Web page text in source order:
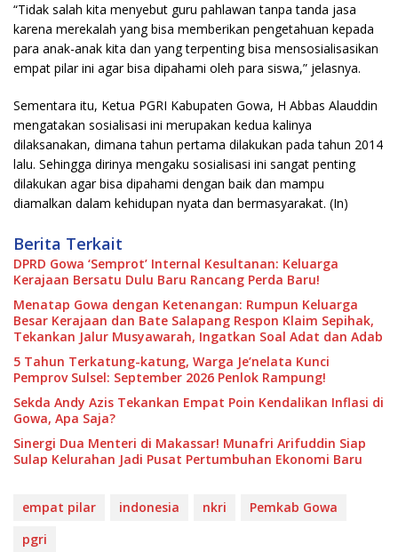
“Tidak salah kita menyebut guru pahlawan tanpa tanda jasa
karena merekalah yang bisa memberikan pengetahuan kepada
para anak-anak kita dan yang terpenting bisa mensosialisasikan
empat pilar ini agar bisa dipahami oleh para siswa,” jelasnya.
Sementara itu, Ketua PGRI Kabupaten Gowa, H Abbas Alauddin
mengatakan sosialisasi ini merupakan kedua kalinya
dilaksanakan, dimana tahun pertama dilakukan pada tahun 2014
lalu. Sehingga dirinya mengaku sosialisasi ini sangat penting
dilakukan agar bisa dipahami dengan baik dan mampu
diamalkan dalam kehidupan nyata dan bermasyarakat. (In)
Berita Terkait
DPRD Gowa ‘Semprot’ Internal Kesultanan: Keluarga
Kerajaan Bersatu Dulu Baru Rancang Perda Baru!
Menatap Gowa dengan Ketenangan: Rumpun Keluarga
Besar Kerajaan dan Bate Salapang Respon Klaim Sepihak,
Tekankan Jalur Musyawarah, Ingatkan Soal Adat dan Adab
5 Tahun Terkatung-katung, Warga Je’nelata Kunci
Pemprov Sulsel: September 2026 Penlok Rampung!
Sekda Andy Azis Tekankan Empat Poin Kendalikan Inflasi di
Gowa, Apa Saja?
Sinergi Dua Menteri di Makassar! Munafri Arifuddin Siap
Sulap Kelurahan Jadi Pusat Pertumbuhan Ekonomi Baru
empat pilar indonesia nkri
Pemkab Gowa
pgri